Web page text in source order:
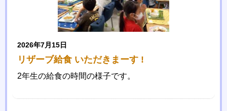
2026年7月15日
リザーブ給食 いただきまーす !
2年生の給食の時間の様子です。